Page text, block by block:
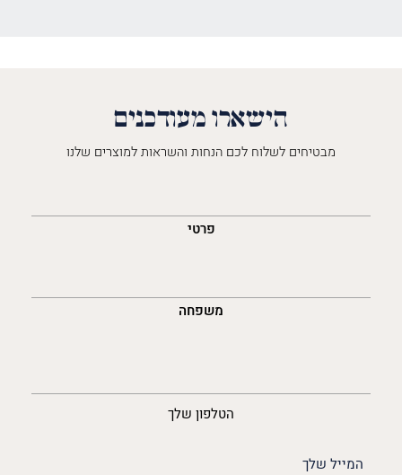
הישארו מעודכנים
מבטיחים לשלוח לכם הנחות והשראות למוצרים שלנו
פרטי
משפחה
הטלפון שלך